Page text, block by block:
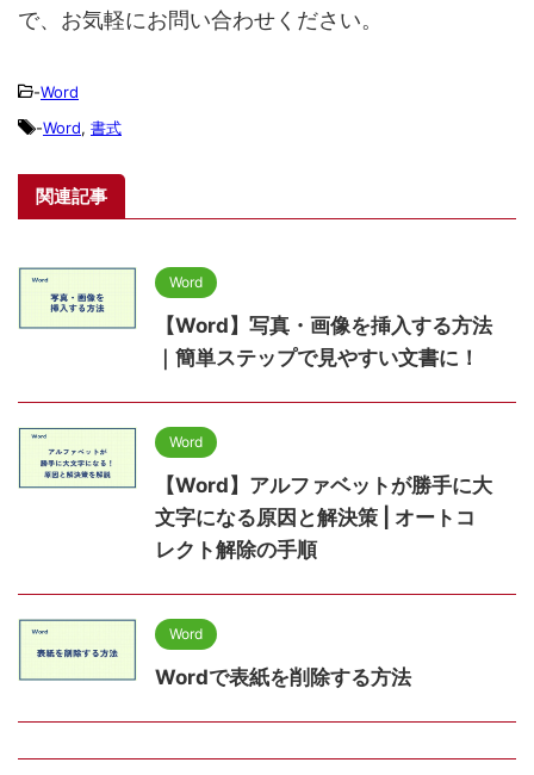
で、お気軽にお問い合わせください。
-Word
-Word, 書式
関連記事
Word
【Word】写真・画像を挿入する方法
｜簡単ステップで見やすい文書に！
Word
【Word】アルファベットが勝手に大
文字になる原因と解決策 | オートコ
レクト解除の手順
Word
Wordで表紙を削除する方法